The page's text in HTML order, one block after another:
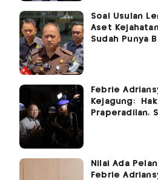
Soal Usulan
Aset
Sudah Punya
Febrie
Kejagung:
Praperadilan,
Nilai Ada
Febrie